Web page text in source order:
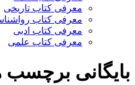
معرفی کتاب تاریخی
معرفی کتاب
معرفی کتاب ادبی
معرفی کتاب علمی
بایگانی برچسب